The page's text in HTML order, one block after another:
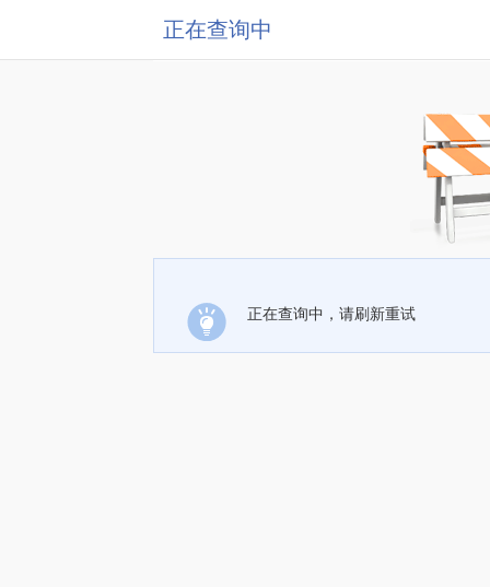
正在查询中
正在查询中，请刷新重试